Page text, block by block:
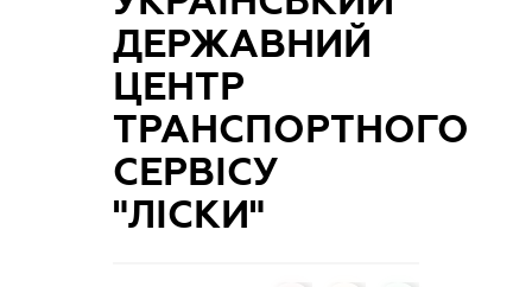
ДЕРЖАВНИЙ
ЦЕНТР
ТРАНСПОРТНОГО
СЕРВІСУ
"ЛІСКИ"